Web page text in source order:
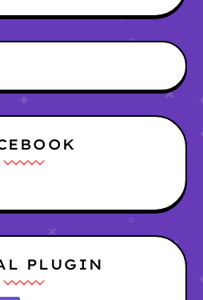
PLUGIN